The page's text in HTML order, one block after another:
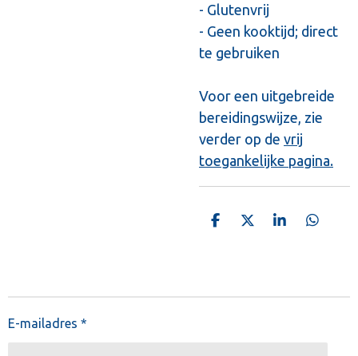
- Glutenvrij
- Geen kooktijd; direct
te gebruiken
Voor een uitgebreide
bereidingswijze, zie
verder op de vrij
toegankelijke pagina.
D
D
S
D
E-mailadres *